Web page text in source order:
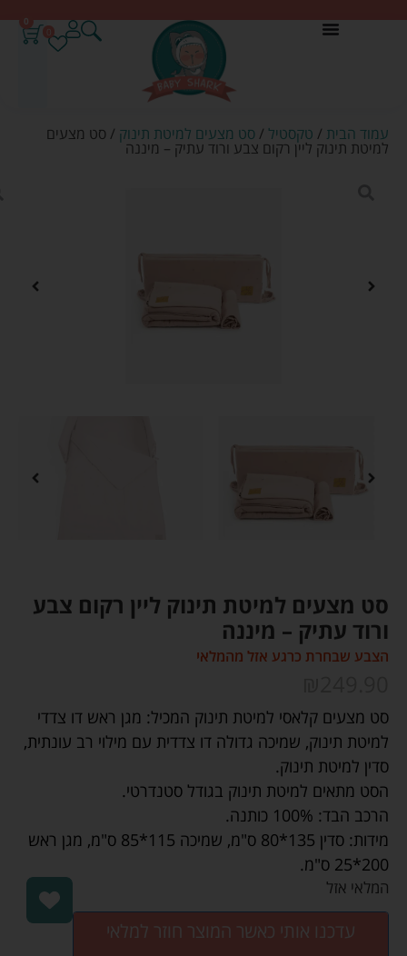
0
עמוד הבית / טקסטיל / סט מצעים למיטת תינוק / סט מצעים
למיטת תינוק ליין רקום צבע ורוד עתיק – מיננה
סט מצעים למיטת תינוק ליין רקום צבע
ורוד עתיק – מיננה
הצבע שבחרת כרגע אזל מהמלאי
סט מצעים קלאסי למיטת תינוק המכיל: מגן ראש דו צדדי
למיטת תינוק, שמיכה גדולה דו צדדית עם מילוי רב עונתית,
סדין למיטת תינוק.
הסט מתאים למיטת תינוק בגודל סטנדרטי.
הרכב הבד: 100% כותנה.
מידות: סדין 135*80 ס"מ, שמיכה 115*85 ס"מ, מגן ראש
200*25 ס"מ.
המלאי אזל
עדכנו אותי כאשר המוצר חוזר למלאי